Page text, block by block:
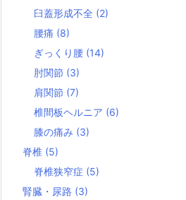
臼蓋形成不全 (2)
腰痛 (8)
ぎっくり腰 (14)
肘関節 (3)
肩関節 (7)
椎間板ヘルニア (6)
膝の痛み (3)
脊椎 (5)
脊椎狭窄症 (5)
腎臓・尿路 (3)